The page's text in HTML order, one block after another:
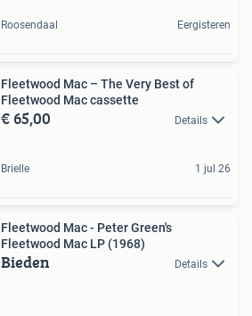
Roosendaal Eergisteren
Fleetwood Mac – The Very Best of
Fleetwood Mac cassette
€ 65,00 Details
Brielle 1 jul 26
Fleetwood Mac - Peter Green's
Fleetwood Mac LP (1968)
Bieden Details